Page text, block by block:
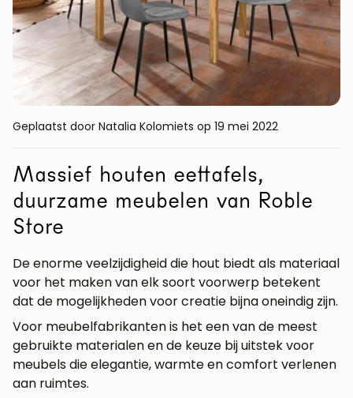
Kasten
Kapstokken
Geplaatst door Natalia Kolomiets op 19 mei 2022
Massief houten eettafels,
duurzame meubelen van Roble
Store
De enorme veelzijdigheid die hout biedt als materiaal
voor het maken van elk soort voorwerp betekent
dat de mogelijkheden voor creatie bijna oneindig zijn.
Voor meubelfabrikanten is het een van de meest
gebruikte materialen en de keuze bij uitstek voor
meubels die elegantie, warmte en comfort verlenen
aan ruimtes.